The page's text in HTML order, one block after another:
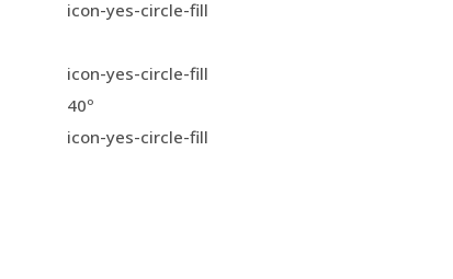
icon-yes-circle-fill
icon-yes-circle-fill
40º
icon-yes-circle-fill